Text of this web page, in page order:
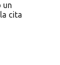
un
cita